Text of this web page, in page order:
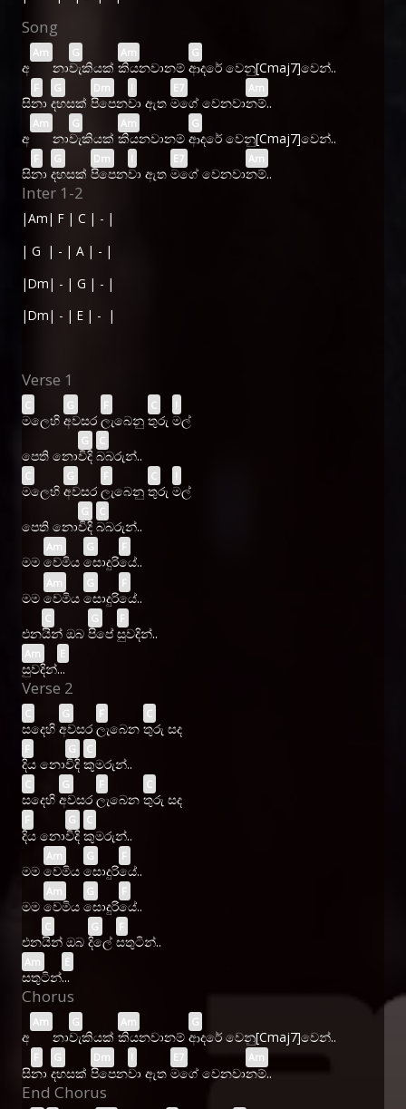
Song
අ
Am
නා
G
වැකියක්
Am
කියනවානම්
G
ආදරේ වෙනු[Cmaj7]වෙන්..
සි
F
නා
G
දහසක්
Dm
පිපෙන
!
වා ඇත
E7
මගේ වෙනවා
Am
නම්..
අ
Am
නා
G
වැකියක්
Am
කියනවානම්
G
ආදරේ වෙනු[Cmaj7]වෙන්..
සි
F
නා
G
දහසක්
Dm
පිපෙන
!
වා ඇත
E7
මගේ වෙනවා
Am
නම්..
Inter 1-2
|Am| F | C | - |
| G | - | A | - |
|Dm| - | G | - |
|Dm| - | E | - |
Verse 1
C
මලෙහි
G
අවසර
F
ලැබෙනු
C
තුරු
!
මල්
පෙති නො
G
විදි
C
බබරුන්..
C
මලෙහි
G
අවසර
F
ලැබෙනු
C
තුරු
!
මල්
පෙති නො
G
විදි
C
බබරුන්..
මම
Am
වෙමිය
G
සොදුරි
F
යේ..
මම
Am
වෙමිය
G
සොදුරි
F
යේ..
එන
C
යින් ඔබ
G
පිපේ
F
සුවදින්..
Am
සුවදින්
E
...
Verse 2
C
සදෙහි
G
අවසර
F
ලැබෙන
C
තුරු සද
F
දිය නො
G
විදි
C
කුමරුන්..
C
සදෙහි
G
අවසර
F
ලැබෙන
C
තුරු සද
F
දිය නො
G
විදි
C
කුමරුන්..
මම
Am
වෙමිය
G
සොදුරි
F
යේ..
මම
Am
වෙමිය
G
සොදුරි
F
යේ..
එන
C
යින් ඔබ
G
දිලේ
F
සතුටින්..
Am
සතුටින්
E
...
Chorus
අ
Am
නා
G
වැකියක්
Am
කියනවානම්
G
ආදරේ වෙනු[Cmaj7]වෙන්..
සි
F
නා
G
දහසක්
Dm
පිපෙන
!
වා ඇත
E7
මගේ වෙනවා
Am
නම්..
End Chorus